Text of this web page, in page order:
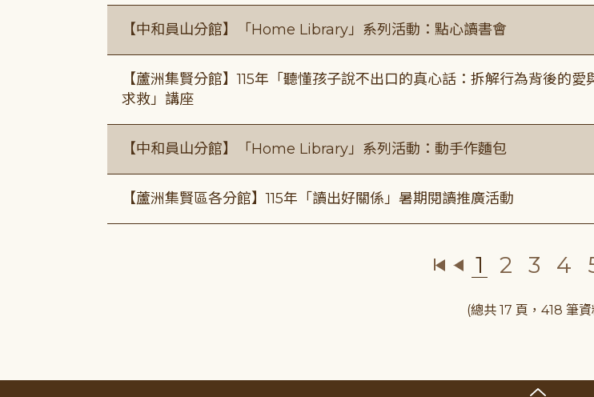
【中和員山分館】「Home Library」系列活動：點心讀書會
【蘆洲集賢分館】115年「聽懂孩子說不出口的真心話：拆解行為背後的愛
求救」講座
【中和員山分館】「Home Library」系列活動：動手作麵包
【蘆洲集賢區各分館】115年「讀出好關係」暑期閱讀推廣活動
1 2 3 4
(總共 17 頁，418 筆資